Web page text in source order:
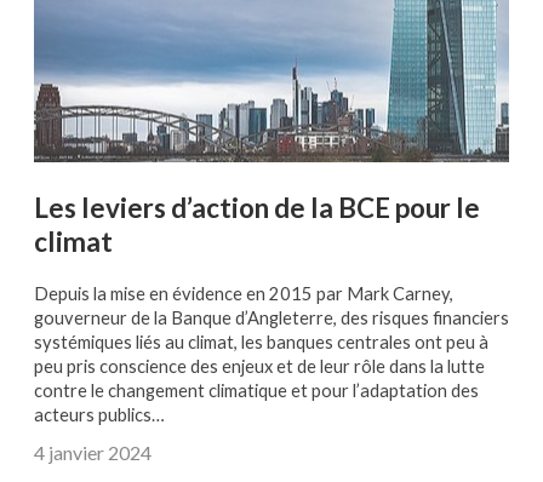
Les leviers d’action de la BCE pour le
climat
Depuis la mise en évidence en 2015 par Mark Carney,
gouverneur de la Banque d’Angleterre, des risques financiers
systémiques liés au climat, les banques centrales ont peu à
peu pris conscience des enjeux et de leur rôle dans la lutte
contre le changement climatique et pour l’adaptation des
acteurs publics…
4 janvier 2024